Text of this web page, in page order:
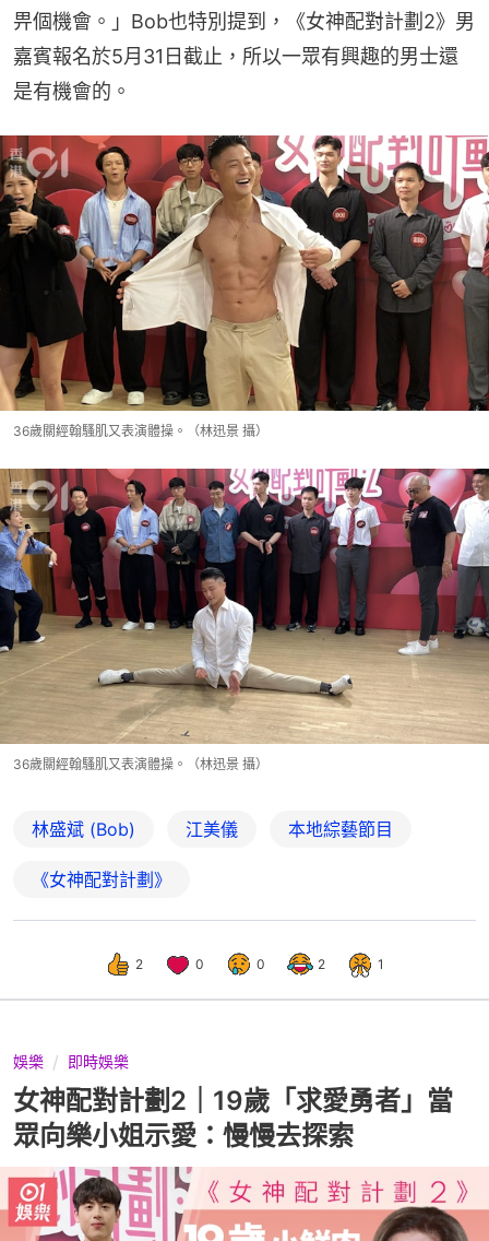
畀個機會。」Bob也特別提到，《女神配對計劃2》男
嘉賓報名於5月31日截止，所以一眾有興趣的男士還
是有機會的。
36歲關經翰騷肌又表演體操。（林迅景 攝）
36歲關經翰騷肌又表演體操。（林迅景 攝）
林盛斌 (Bob) 江美儀 本地綜藝節目
《女神配對計劃》
2 0 0 2 1
娛樂 即時娛樂
女神配對計劃2｜19歲「求愛勇者」當
眾向樂小姐示愛：慢慢去探索